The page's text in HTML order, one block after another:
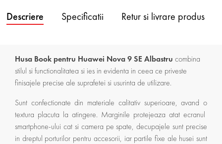
Descriere Specificatii Retur si livrare produs
Husa Book pentru Huawei Nova 9 SE Albastru combina
stilul si functionalitatea si ies in evidenta in ceea ce priveste
finisajele precise ale suprafetei si usurinta de utilizare.
Sunt confectionate din materiale calitativ superioare, avand o
textura placuta la atingere. Marginile protejeaza atat ecranul
smartphone-ului cat si camera pe spate, decupajele sunt precise
in dreptul porturilor pentru accesorii, iar partile fixe ale husei sunt